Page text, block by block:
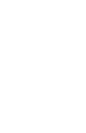
LEFT JOIN
el_province AS
LEFT